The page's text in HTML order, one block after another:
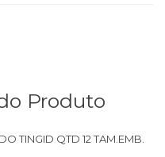
Produto
TINGID QTD 12 TAM.EMB.